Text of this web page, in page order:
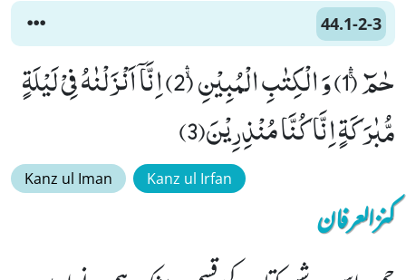
44.1-2-3
حٰمٓۚۛ (1) وَ الْكِتٰبِ الْمُبِیْنِۙۛ (2) اِنَّاۤ اَنْزَلْنٰهُ فِیْ لَیْلَةٍ
مُّبٰرَكَةٍ اِنَّا كُنَّا مُنْذِرِیْنَ(3)
Kanz ul Iman Kanz ul Irfan
کنزالعرفان